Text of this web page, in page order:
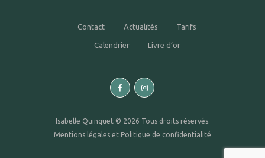
Contact Actualités Tarifs
Calendrier Livre d’or
Isabelle Quinquet © 2026 Tous droits réservés.
Mentions légales et Politique de confidentialité